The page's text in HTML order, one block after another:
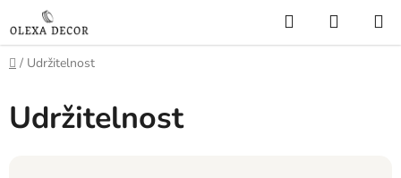
na
obsah
Hledat
KOŠÍK
Domů
/ Udržitelnost
Udržitelnost